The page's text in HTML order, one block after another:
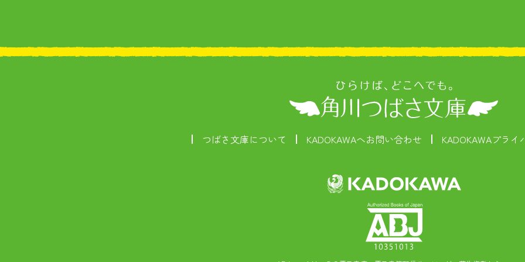
つばさ文庫について KADOKAWAへお問い合わせ KADOKAWAプラ